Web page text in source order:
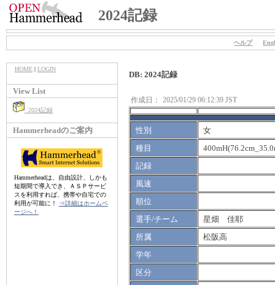
2024記録
ヘルプ
HOME| LOGIN
View List
2024記録
Hammerheadのご案内
Hammerheadは、自由設計、しかも
短期間で導入でき、ＡＳＰサービ
スを利用すれば、携帯や自宅での
利用が可能に！
⇒詳細はホームペ
ージへ！
DB: 2024記録
作成日： 2025/01/29 06:12:39 JST
性別
女
種目
記録
風速
順位
選手/チーム
星畑 佳耶
所属
松阪高
学年
区分